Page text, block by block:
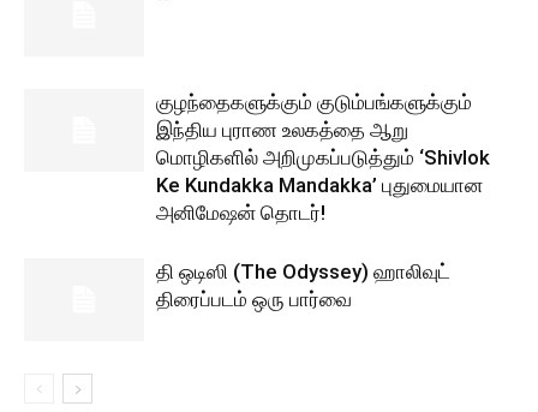
குழந்தைகளுக்கும் குடும்பங்களுக்கும்
இந்திய புராண உலகத்தை ஆறு
மொழிகளில் அறிமுகப்படுத்தும் ‘Shivlok
Ke Kundakka Mandakka’ புதுமையான
அனிமேஷன் தொடர்!
தி ஒடிஸி (The Odyssey) ஹாலிவுட்
திரைப்படம் ஒரு பார்வை